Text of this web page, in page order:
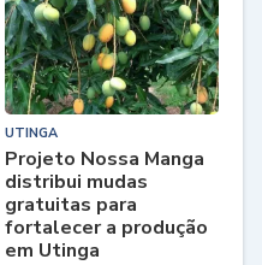
UTINGA
Projeto Nossa Manga
distribui mudas
gratuitas para
fortalecer a produção
em Utinga